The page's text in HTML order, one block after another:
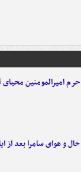
حرم امیرالمومنین
حال و هوای سامرا بعد از